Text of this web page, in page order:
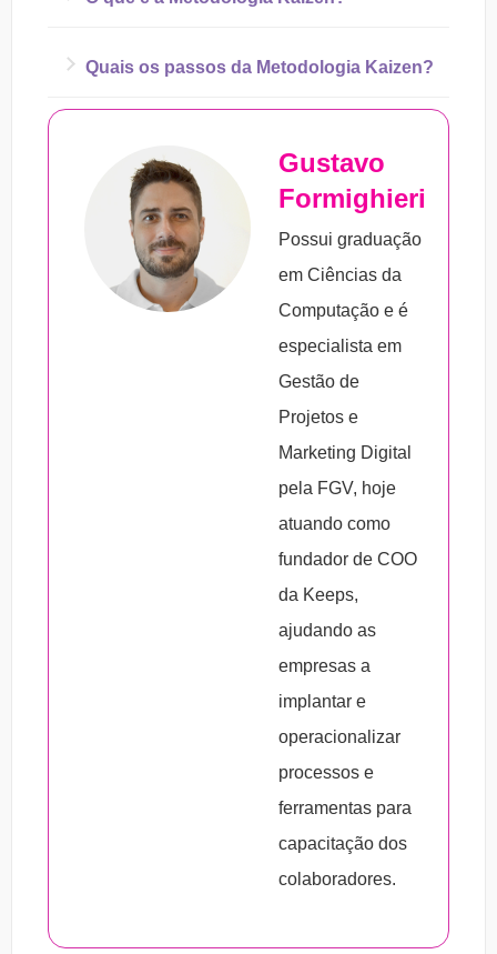
A Metodologia Kaizen deriva da palavra
operado através de uma ferramenta cujo
foco é promover alterações no
gerenciamento e na produtividade de uma
empresa, sempre com o objetivo de
aprimorar os processos e diminuir os
dispêndios existentes na organização
através da padronização dos processos
Quais os passos da Metodologia Kaizen?
as etapas abaixo:
1. Reconheça os problemas e oportunidades
de melhoria.
2. Elabore um plano de ação.
3. Identifique as metas que você deseja
4. Comece a praticar as soluções.
5. Acompanhe os resultados.
6. Criei um padrão para as soluções.
Gustavo
Formighieri
Possui graduação
em Ciências da
Computação e é
especialista em
Gestão de
Projetos e
Marketing Digital
pela FGV, hoje
atuando como
fundador de COO
da Keeps,
ajudando as
empresas a
implantar e
operacionalizar
processos e
ferramentas para
capacitação dos
colaboradores.